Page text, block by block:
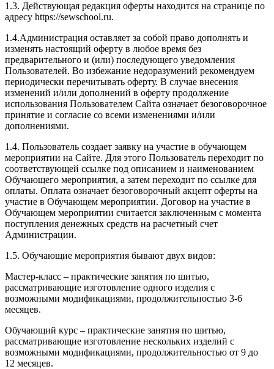
1.3. Действующая редакция оферты находится на странице по
адресу https://sewschool.ru.
1.4.Администрация оставляет за собой право дополнять и
изменять настоящий оферту в любое время без
предварительного и (или) последующего уведомления
Пользователей. Во избежание недоразумений рекомендуем
периодически перечитывать оферту. В случае внесения
изменений и/или дополнений в оферту продолжение
использования Пользователем Сайта означает безоговорочное
принятие и согласие со всеми изменениями и/или
дополнениями.
1.4. Пользователь создает заявку на участие в обучающем
мероприятии на Сайте. Для этого Пользователь переходит по
соответствующей ссылке под описанием и наименованием
Обучающего мероприятия, а затем переходит по ссылке для
оплаты. Оплата означает безоговорочный акцепт оферты на
участие в Обучающем мероприятии. Договор на участие в
Обучающем мероприятии считается заключенным с момента
поступления денежных средств на расчетный счет
Администрации.
1.5. Обучающие мероприятия бывают двух видов:
Мастер-класс – практические занятия по шитью,
рассматривающие изготовление одного изделия с
возможными модификациями, продолжительностью 3-6
месяцев.
Обучающий курс – практические занятия по шитью,
рассматривающие изготовление нескольких изделий с
возможными модификациями, продолжительностью от 9 до
12 месяцев.